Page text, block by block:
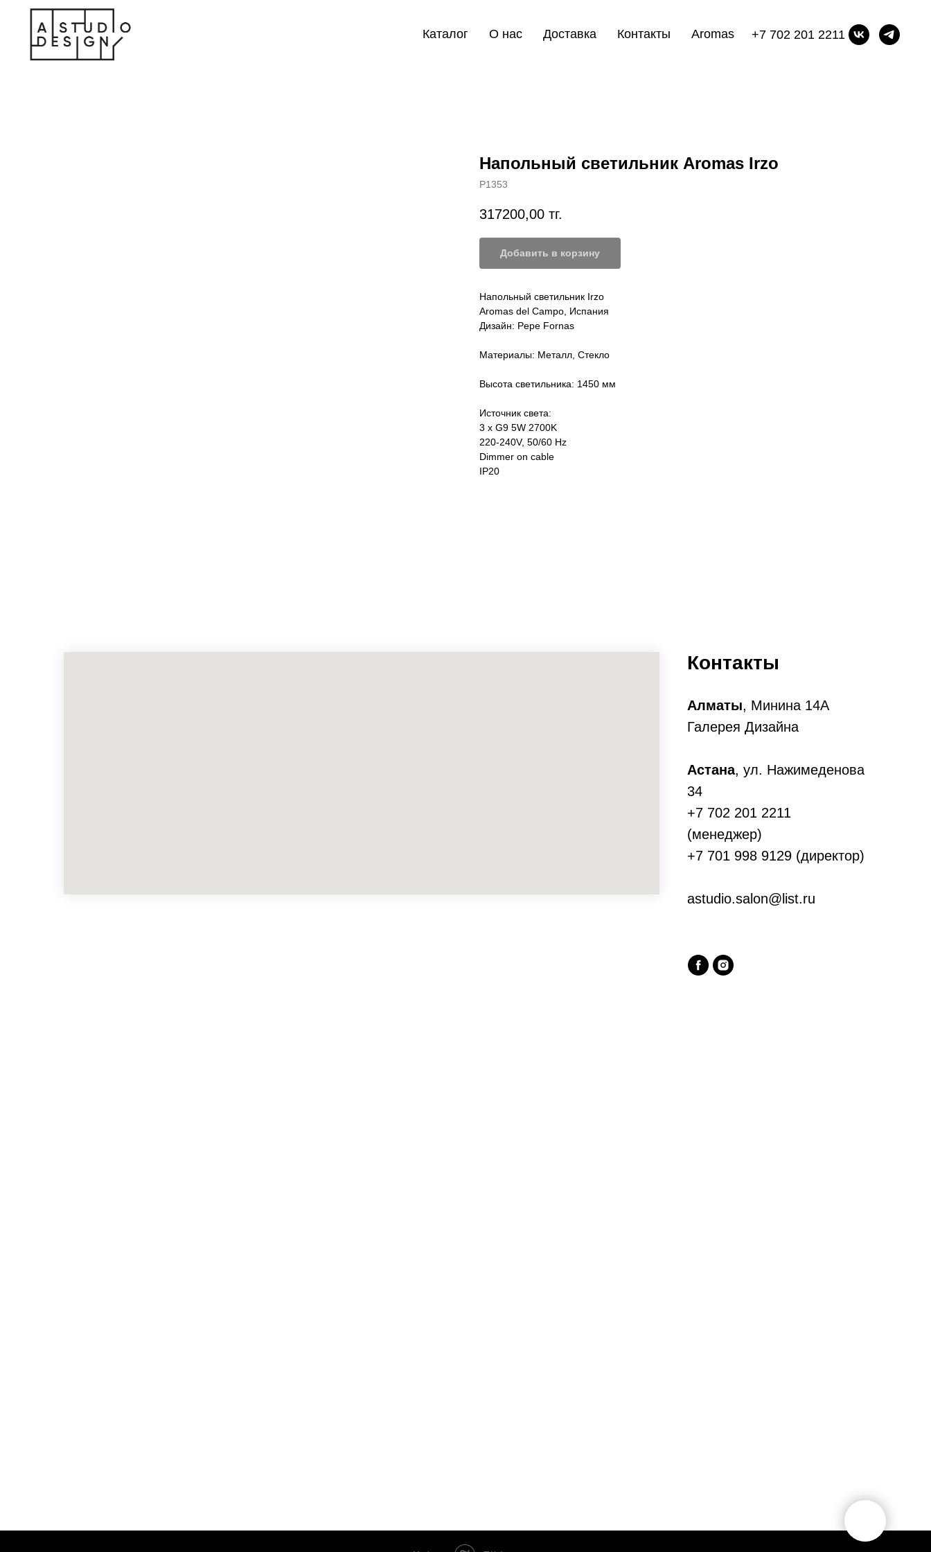
Каталог О нас Доставка Контакты Aromas +7 702 201 2211
Напольный светильник Aromas Irzo
P1353
317200,00 тг.
Добавить в корзину
Напольный светильник Irzo
Aromas del Campo, Испания
Дизайн: Pepe Fornas
Материалы: Металл, Стекло
Высота светильника: 1450 мм
Источник света:
3 x G9 5W 2700K
220-240V, 50/60 Hz
Dimmer on cable
IP20
Контакты
Алматы, Минина 14А
Галерея Дизайна
Астана, ул. Нажимеденова
34
+7 702 201 2211
(менеджер)
+7 701 998 9129 (директор)
astudio.salon@list.ru